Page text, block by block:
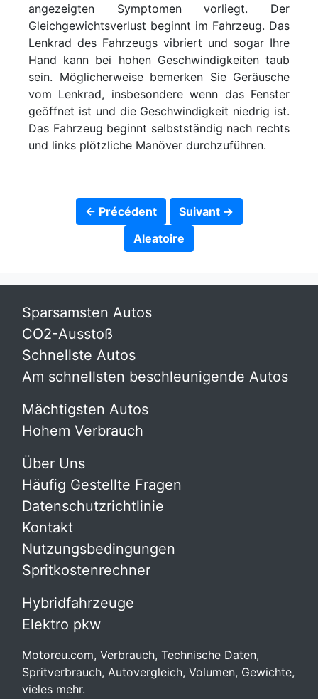
angezeigten Symptomen vorliegt. Der
Gleichgewichtsverlust beginnt im Fahrzeug. Das
Lenkrad des Fahrzeugs vibriert und sogar Ihre
Hand kann bei hohen Geschwindigkeiten taub
sein. Möglicherweise bemerken Sie Geräusche
vom Lenkrad, insbesondere wenn das Fenster
geöffnet ist und die Geschwindigkeit niedrig ist.
Das Fahrzeug beginnt selbstständig nach rechts
und links plötzliche Manöver durchzuführen.
← Précédent
Suivant →
Aleatoire
Sparsamsten Autos
CO2-Ausstoß
Schnellste Autos
Am schnellsten beschleunigende Autos
Mächtigsten Autos
Hohem Verbrauch
Über Uns
Häufig Gestellte Fragen
Datenschutzrichtlinie
Kontakt
Nutzungsbedingungen
Spritkostenrechner
Hybridfahrzeuge
Elektro pkw
Motoreu.com, Verbrauch, Technische Daten,
Spritverbrauch, Autovergleich, Volumen, Gewichte,
vieles mehr.